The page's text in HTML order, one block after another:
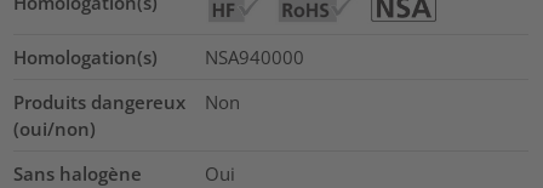
Homologation(s)
NSA940000
Produits dangereux
(oui/non)
Non
Sans halogène
Oui